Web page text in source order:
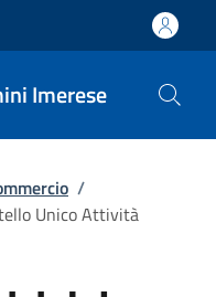
Imerese
/
Unico Attività